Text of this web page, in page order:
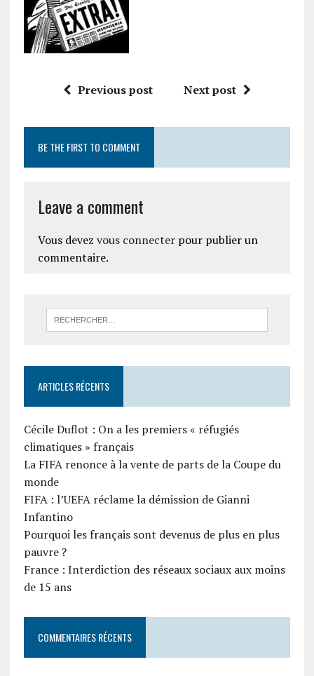
Previous post Next post
BE THE FIRST TO COMMENT
Leave a comment
Vous devez vous connecterpour publier un
commentaire.
ARTICLES RÉCENTS
Cécile Duflot : On a les premiers « réfugiés
climatiques » français
La FIFA renonce à la vente de parts de la Coupe du
monde
FIFA : l’UEFA réclame la démission de Gianni
Infantino
Pourquoi les français sont devenus de plus en plus
pauvre ?
France : Interdiction des réseaux sociaux aux moins
de 15 ans
COMMENTAIRES RÉCENTS